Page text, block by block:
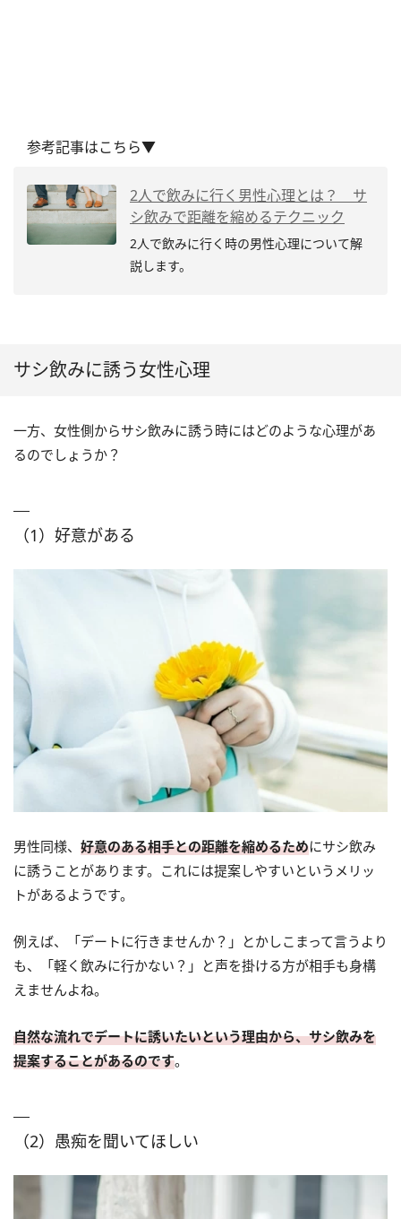
参考記事はこちら▼
2人で飲みに行く男性心理とは？ サ
シ飲みで距離を縮めるテクニック
2人で飲みに行く時の男性心理について解
説します。
サシ飲みに誘う女性心理
一方、女性側からサシ飲みに誘う時にはどのような心理があ
るのでしょうか？
（1）好意がある
男性同様、 好意のある相手との距離を縮めるためにサシ飲み
に誘うことがあります。これには提案しやすいというメリッ
トがあるようです。
例えば、「デートに行きませんか？」とかしこまって言うより
も、「軽く飲みに行かない？」と声を掛ける方が相手も身構
えませんよね。
自然な流れでデートに誘いたいという理由から、サシ飲みを
提案することがあるのです。
（2）愚痴を聞いてほしい